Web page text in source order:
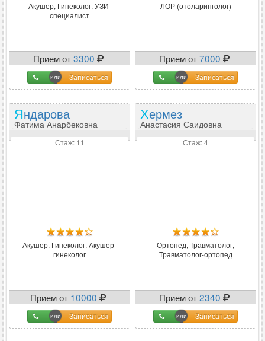
Акушер, Гинеколог, УЗИ-
специалист
Прием от3300
Записаться
ЛОР (отоларинголог)
Прием от7000
Записаться
Яндарова
Фатима Анарбековна
Стаж: 11
Акушер, Гинеколог, Акушер-
гинеколог
Прием от 10000
Записаться
Хермез
Анастасия Саидовна
Стаж: 4
Ортопед, Травматолог,
Травматолог-ортопед
Прием от2340
Записаться